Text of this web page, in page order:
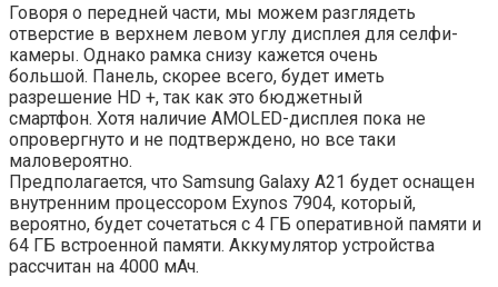
Говоря о передней части, мы можем разглядеть
отверстие в верхнем левом углу дисплея для селфи-
камеры. Однако рамка снизу кажется очень
большой. Панель, скорее всего, будет иметь
разрешение HD +, так как это бюджетный
смартфон. Хотя наличие AMOLED-дисплея пока не
опровергнуто и не подтверждено, но все таки
маловероятно.
Предполагается, что Samsung Galaxy A21 будет оснащен
внутренним процессором Exynos 7904, который,
вероятно, будет сочетаться с 4 ГБ оперативной памяти и
64 ГБ встроенной памяти. Аккумулятор устройства
рассчитан на 4000 мАч.